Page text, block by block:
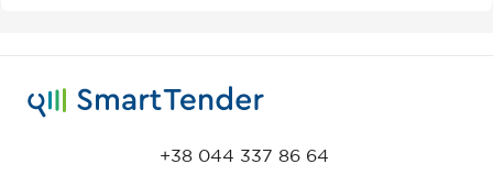
+38 044 337 86 64